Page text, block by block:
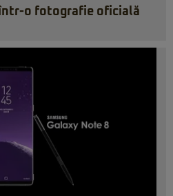
o fotografie oficială